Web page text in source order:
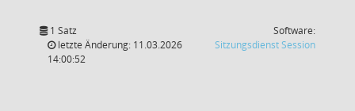
1 Satz
letzte Änderung: 11.03.2026
14:00:52
Software:
SitzungsdienstSession(Wird in